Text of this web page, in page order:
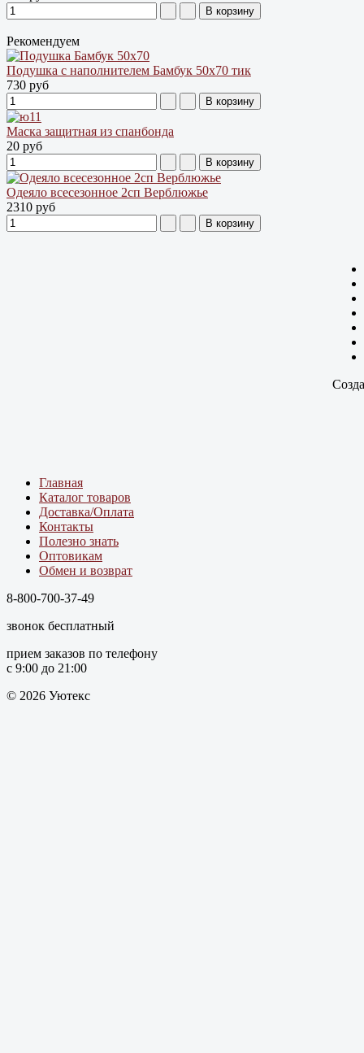
Рекомендуем
Подушка с наполнителем Бамбук 50х70 тик
730 руб
Маска защитная из спанбонда
20 руб
Одеяло всесезонное 2сп Верблюжье
2310 руб
Главная
Каталог товаров
Доставка/Оплата
Контакты
Полезно знать
Оптовикам
Обмен и возврат
8-800-700-37-49
звонок бесплатный
прием заказов по телефону
с 9:00 до 21:00
© 2026 Уютекс